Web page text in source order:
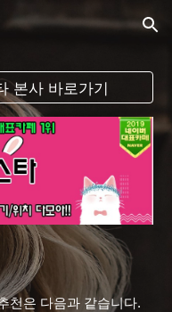
Skip to navigation
본사 바로가기
천은 다음과 같습니다.